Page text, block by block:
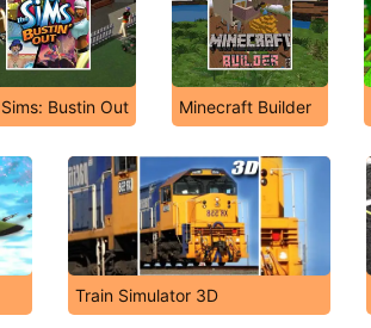
Bustin Out Minecraft Builder
Train Simulator 3D